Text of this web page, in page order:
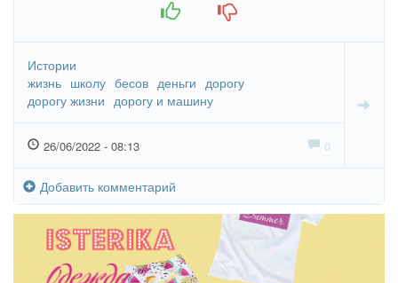
Истории
жизнь школу бесов деньги дорогу
дорогу жизни дорогу и машину
26/06/2022 - 08:13 0
Добавить комментарий